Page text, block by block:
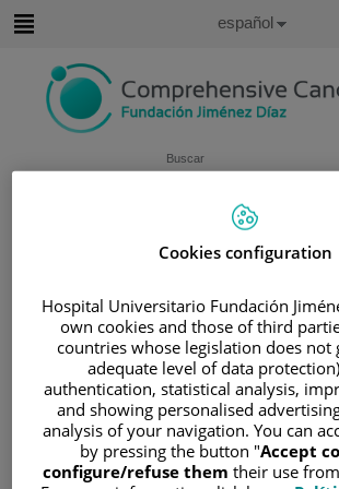
contenido
Buscar
idioma
Idioma
Español
ÁREA DEL PACIENTE
/INFORMACIÓN Y SOPORTE AL
INFORMACIÓN GENERAL
EFECTOS SECUNDARIOS/
/ASCITIS
Ascitis
Cookies configuration
Hospital Universitario Fundación
own cookies and those of third
countries whose legislation does not
adequate level of data
authentication, statistical analysis,
and showing personalised
analysis of your navigation. You can
by pressing the button "Accept
configure/refuse them their use